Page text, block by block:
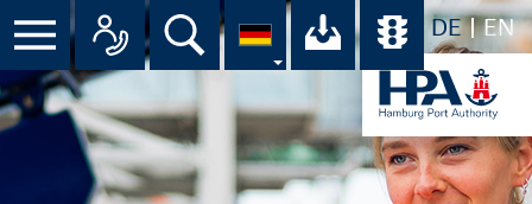
DE EN
Menü Alle Ansprechpartner im
Suche Ihr Download-